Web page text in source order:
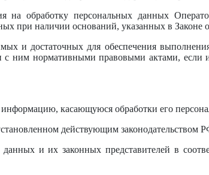
на обработку персональных данных
при наличии оснований, указанных в Законе
и достаточных для обеспечения
ним нормативными правовыми актами, если
информацию, касающуюся обработки его
действующим законодательством
и их законных представителей в